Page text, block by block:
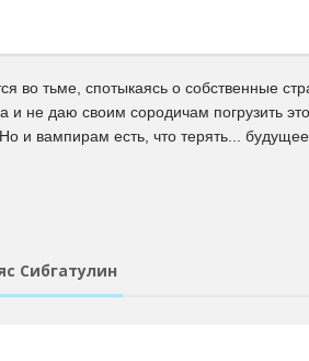
тьме, спотыкаясь о собственные
не даю своим сородичам погрузить
и вампирам есть, что терять... будущее.
Сибгатулин